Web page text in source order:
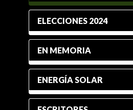
ELECCIONES 2024
EN MEMORIA
ENERGÍA SOLAR